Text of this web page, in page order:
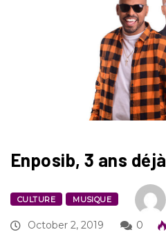
Enposib, 3 ans déjà
CULTURE MUSIQUE
October 2, 2019 0